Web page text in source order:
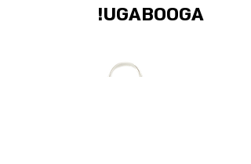
UGABOOGA!